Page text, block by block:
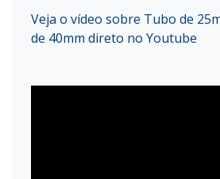
Veja o vídeo sobre Tubo de
de 40mm direto no Youtube